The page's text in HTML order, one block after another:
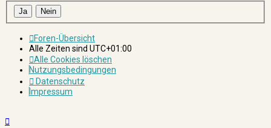
Foren-Übersicht
Alle Zeiten sind UTC+01:00
Alle Cookies löschen
Nutzungsbedingungen
Datenschutz
Impressum